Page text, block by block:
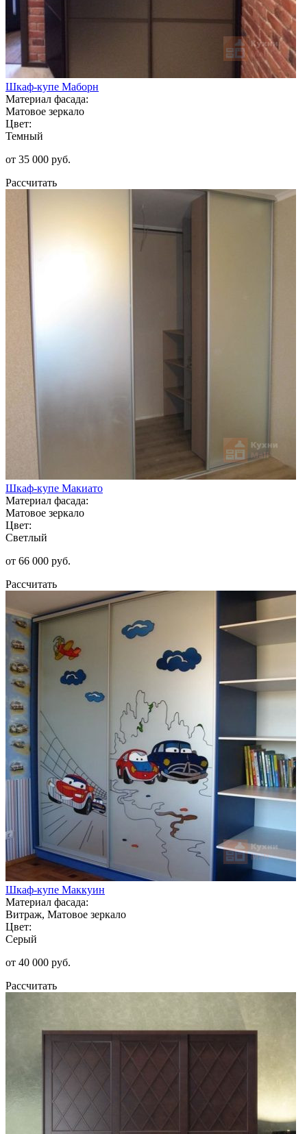
Шкаф-купе Маборн
Материал фасада:
Матовое зеркало
Цвет:
Темный
от 35 000 руб.
Рассчитать
Шкаф-купе Макиато
Материал фасада:
Матовое зеркало
Цвет:
Светлый
от 66 000 руб.
Рассчитать
Шкаф-купе Маккуин
Материал фасада:
Витраж, Матовое зеркало
Цвет:
Серый
от 40 000 руб.
Рассчитать